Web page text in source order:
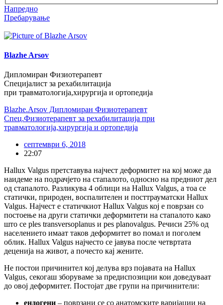
Напредно
Пребарување
Blazhe Arsov
Дипломиран Физиотерапевт
Специјалист за рехабилитација
при травматологија,хирургија и ортопедија
Blazhe.Arsov Дипломиран Физиотерапевт
Спец.Физиотерапевт за рехабилитација при
травматологија,хирургија и ортопедија
септември 6, 2018
22:07
Hallux Valgus претставува најчест деформитет на кој може да
наидеме на подрачјето на стапалото, односно на предниот дел
од стапалото. Разликува 4 облици на Hallux Valgus, а тоа се
статички, природен, воспалителен и посттрауматски Hallux
Valgus. Најчест е статичкиот Hallux Valgus кој е поврзан со
постоење на други статички деформитети на стапалото како
што се ples transversoplanus и pes planovalgus. Речиси 25% од
населението имаат таков деформитет во помал и поголем
облик. Hallux Valgus најчесто се јавува после четвртата
деценија на живот, a почесто кај жените.
Не постои причинител кој делува врз појавата на Hallux
Valgus, секогаш зборуваме за предиспозиции кои доведуваат
до овој деформитет. Постојат две групи на причинители:
ендогени – поврзани се со анатомските варијации на